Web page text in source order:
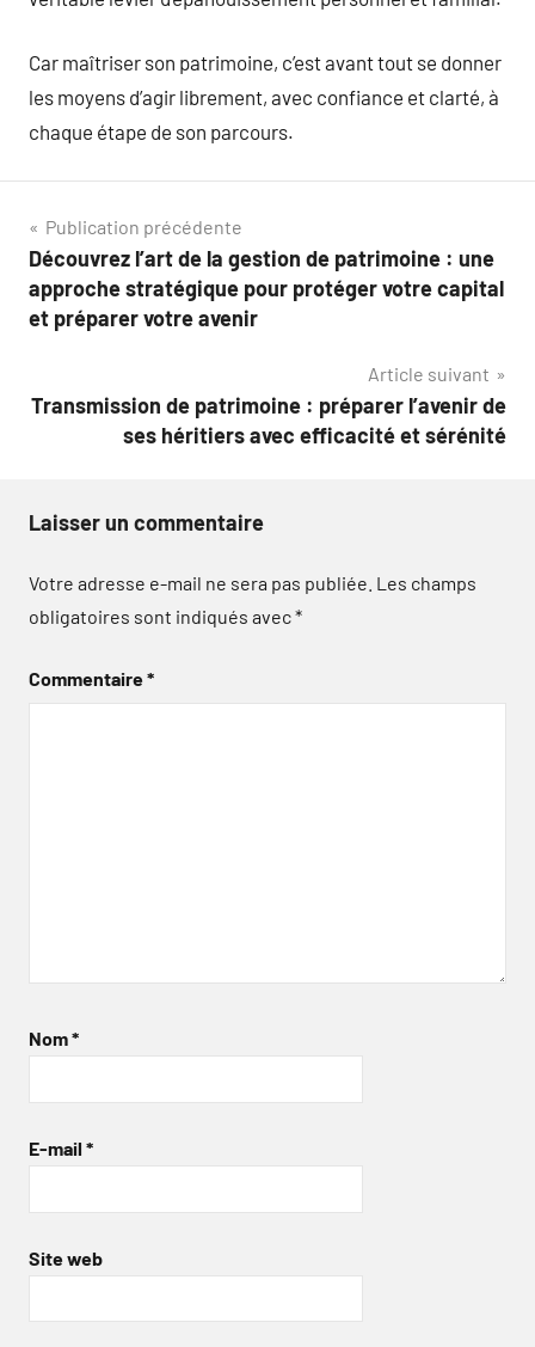
Car maîtriser son patrimoine, c’est avant tout se donner
les moyens d’agir librement, avec confiance et clarté, à
chaque étape de son parcours.
Navigation
de
l’article
Publication précédente
Découvrez l’art de la gestion de patrimoine : une
approche stratégique pour protéger votre capital
et préparer votre avenir
Article suivant
Transmission de patrimoine : préparer l’avenir de
ses héritiers avec efficacité et sérénité
Laisser un commentaire
Votre adresse e-mail ne sera pas publiée. Les champs
obligatoires sont indiqués avec*
Commentaire*
Nom*
E-mail *
Site web